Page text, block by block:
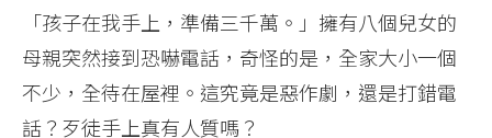
「孩子在我手上，準備三千萬。」擁有八個兒女的
母親突然接到恐嚇電話，奇怪的是，全家大小一個
不少，全待在屋裡。這究竟是惡作劇，還是打錯電
話？歹徒手上真有人質嗎？